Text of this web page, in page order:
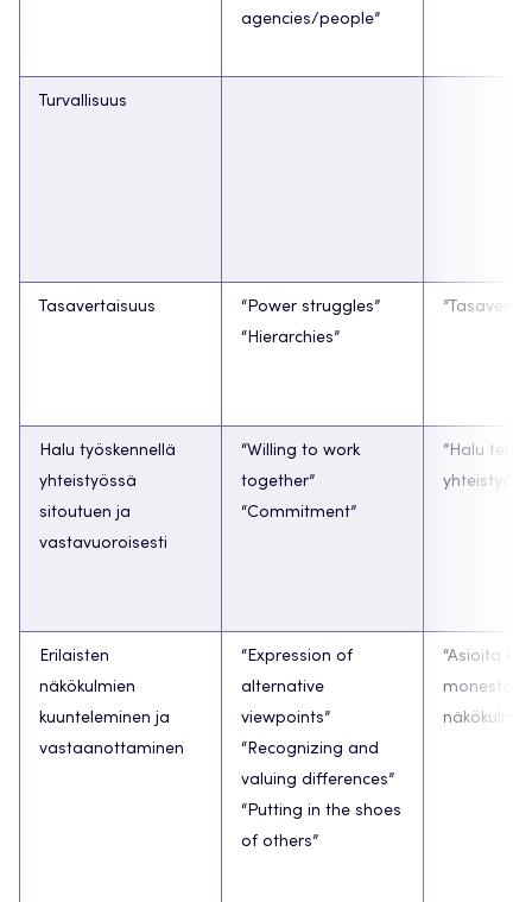
agencies/people”
Turvallisuus
Tasavertaisuus
“Power struggles”
“Hierarchies”
Halu työskennellä
yhteistyössä
sitoutuen ja
vastavuoroisesti
“Willing to work
together”
“Commitment”
”Halu
Erilaisten
näkökulmien
kuunteleminen ja
vastaanottaminen
“Expression of
alternative
viewpoints”
“Recognizing and
valuing differences”
“Putting in the shoes
of others”
“Asioita
monesta